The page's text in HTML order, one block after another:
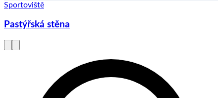
Sportoviště
Pastýřská stěna